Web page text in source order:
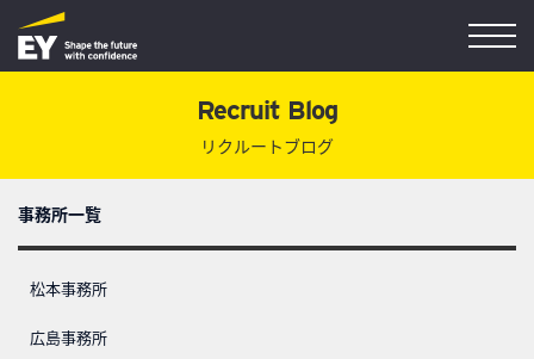
Recruit Blog
リクルートブログ
事務所一覧
松本事務所
広島事務所